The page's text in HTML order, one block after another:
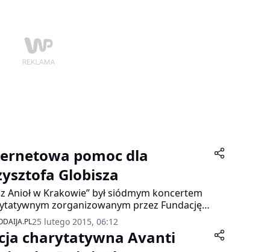
pomoc dla
Globisza
Anioł w Krakowie” był siódmym koncertem
zorganizowanym przez Fundację
Dymnej „Mimo Wszystko” i Filharmonię
Ubiegłotygodniowa edycja
była Krzysztofowi Globiszowi. Ten
25 lutego 2015, 06:12
charytatywna Avanti